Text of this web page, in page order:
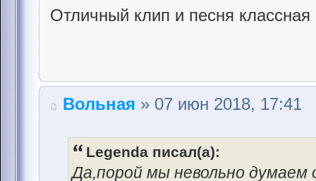
Отличный клип и песня классная
Вольная » 07 июн 2018, 17:41
Legenda писал(а):
Да,порой мы невольно думаем